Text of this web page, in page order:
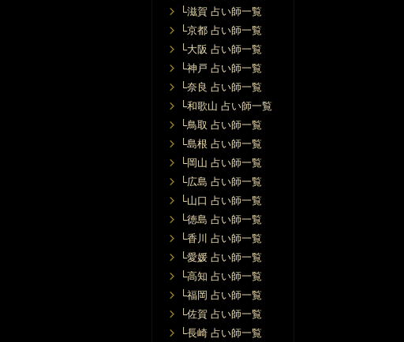
└滋賀 占い師一覧
└京都 占い師一覧
└大阪 占い師一覧
└神戸 占い師一覧
└奈良 占い師一覧
└和歌山 占い師一覧
└鳥取 占い師一覧
└島根 占い師一覧
└岡山 占い師一覧
└広島 占い師一覧
└山口 占い師一覧
└徳島 占い師一覧
└香川 占い師一覧
└愛媛 占い師一覧
└高知 占い師一覧
└福岡 占い師一覧
└佐賀 占い師一覧
└長崎 占い師一覧